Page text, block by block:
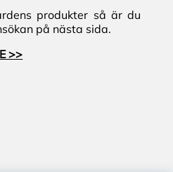
produkter så är du
på nästa sida.
>>